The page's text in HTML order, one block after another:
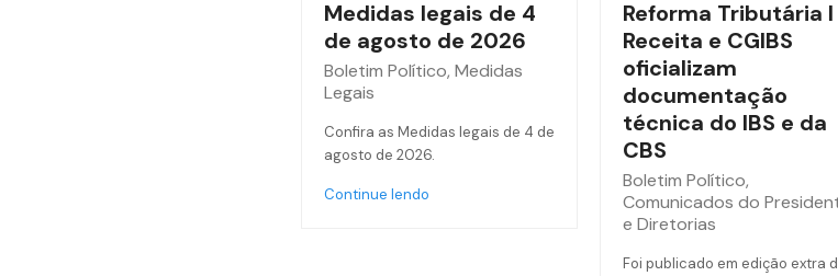
Medidas legais de 4
de agosto de 2026
Boletim Político, Medidas
Legais
Confira as Medidas legais de 4 de
agosto de 2026.
Continue lendo
Reforma Tributária l
Receita e CGIBS
oficializam
documentação
técnica do IBS e da
CBS
Boletim Político,
Comunicados do
e Diretorias
Foi publicado em edição extra